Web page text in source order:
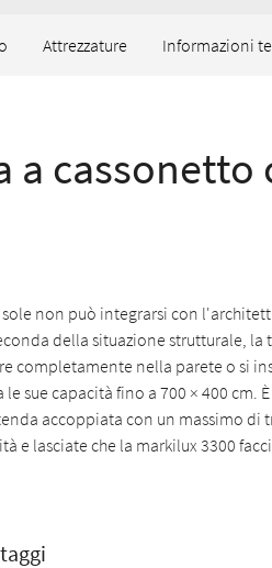
Attrezzature Informazioni
a
non può integrarsi con
della situazione strutturale,
completamente nella parete o si
le sue capacità fino a 700 × 400
accoppiata con un massimo di
e lasciate che la markilux 3300